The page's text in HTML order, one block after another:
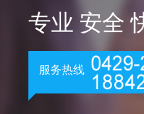
专业 安全
服务热线